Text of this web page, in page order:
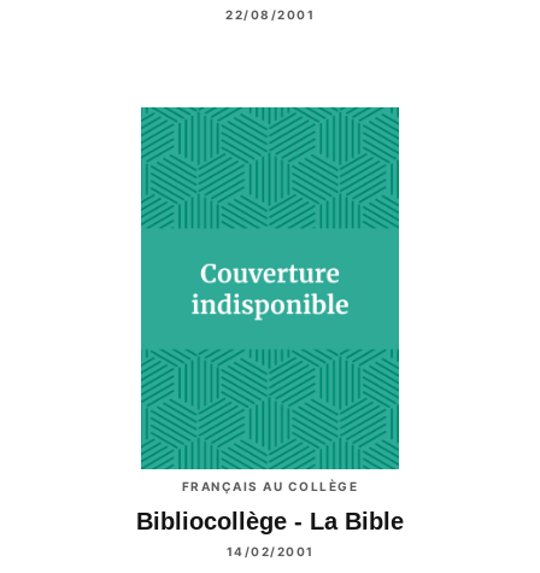
22/08/2001
FRANÇAIS AU COLLÈGE
Bibliocollège - La Bible
14/02/2001